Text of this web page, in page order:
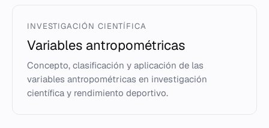
INVESTIGACIÓN CIENTÍFICA
Variables antropométricas
Concepto, clasificación y aplicación de las
variables antropométricas en investigación
científica y rendimiento deportivo.